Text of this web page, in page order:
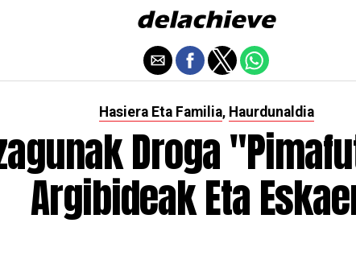
Hasiera Eta Familia, Haurdunaldia
Droga
Argibideak Eta